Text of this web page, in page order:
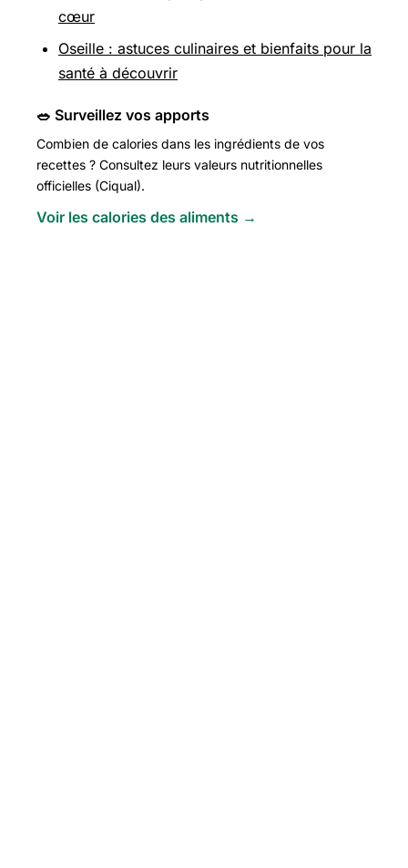
cœur
Oseille : astuces culinaires et bienfaits pour la
santé à découvrir
🥗 Surveillez vos apports
Combien de calories dans les ingrédients de vos
recettes ? Consultez leurs valeurs nutritionnelles
officielles (Ciqual).
Voir les calories des aliments →